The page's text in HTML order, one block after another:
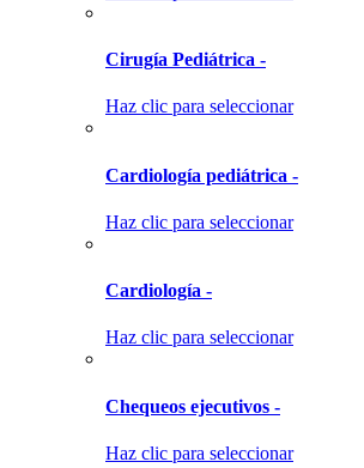
Cirugía Pediátrica -
Haz clic para seleccionar
Cardiología pediátrica -
Haz clic para seleccionar
Cardiología -
Haz clic para seleccionar
Chequeos ejecutivos -
Haz clic para seleccionar